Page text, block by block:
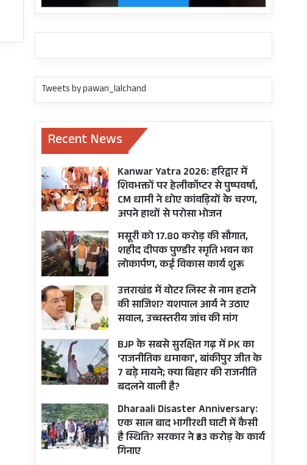
Tweets by pawan_lalchand
Recent News
Kanwar Yatra 2026: हरिद्वार में
शिवभक्तों पर हेलीकॉप्टर से पुष्पवर्षा,
CM धामी ने धोए कांवड़ियों के चरण,
अपने हाथों से परोसा भोजन
मसूरी को 17.80 करोड़ की सौगात,
शहीद दीपक पुण्डीर स्मृति भवन का
लोकार्पण, कई विकास कार्य शुरू
उत्तराखंड में वोटर लिस्ट से नाम हटाने
की साजिश? यशपाल आर्य ने उठाए
सवाल, उच्चस्तरीय जांच की मांग
BJP के सबसे सुरक्षित गढ़ में PK का
‘राजनीतिक धमाका’, बांकीपुर जीत के
7 बड़े मायने; क्या बिहार की राजनीति
बदलने वाली है?
Dharaali Disaster Anniversary:
एक साल बाद भागीरथी घाटी में कैसी
है स्थिति? सरकार ने ₹33 करोड़ के कार्य
गिनाए